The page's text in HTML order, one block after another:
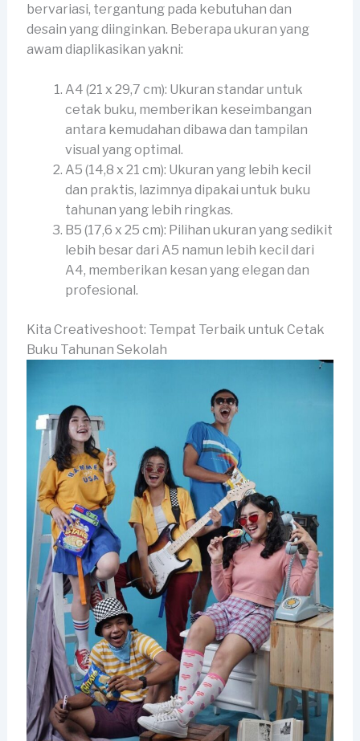
bervariasi, tergantung pada kebutuhan dan
desain yang diinginkan. Beberapa ukuran yang
awam diaplikasikan yakni:
A4 (21 x 29,7 cm): Ukuran standar untuk
cetak buku, memberikan keseimbangan
antara kemudahan dibawa dan tampilan
visual yang optimal.
A5 (14,8 x 21 cm): Ukuran yang lebih kecil
dan praktis, lazimnya dipakai untuk buku
tahunan yang lebih ringkas.
B5 (17,6 x 25 cm): Pilihan ukuran yang sedikit
lebih besar dari A5 namun lebih kecil dari
A4, memberikan kesan yang elegan dan
profesional.
Kita Creativeshoot: Tempat Terbaik untuk Cetak
Buku Tahunan Sekolah